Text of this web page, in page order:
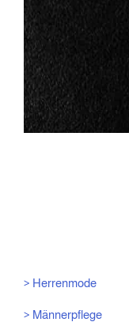
> Herrenmode
> Männerpflege